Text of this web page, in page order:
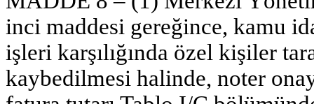
inci maddesi gereğince, kamu
işleri karşılığında özel kişiler
kaybedilmesi halinde, noter